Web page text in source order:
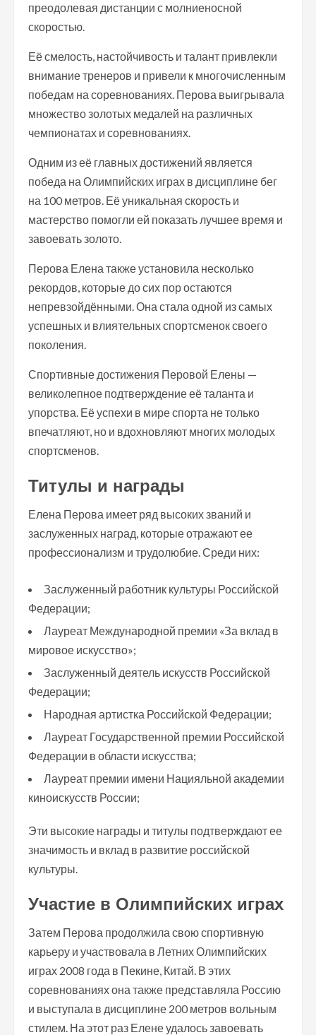
преодолевая дистанции с молниеносной
скоростью.
Её смелость, настойчивость и талант привлекли
внимание тренеров и привели к многочисленным
победам на соревнованиях. Перова выигрывала
множество золотых медалей на различных
чемпионатах и соревнованиях.
Одним из её главных достижений является
победа на Олимпийских играх в дисциплине бег
на 100 метров. Её уникальная скорость и
мастерство помогли ей показать лучшее время и
завоевать золото.
Перова Елена также установила несколько
рекордов, которые до сих пор остаются
непревзойдёнными. Она стала одной из самых
успешных и влиятельных спортсменок своего
поколения.
Спортивные достижения Перовой Елены —
великолепное подтверждение её таланта и
упорства. Её успехи в мире спорта не только
впечатляют, но и вдохновляют многих молодых
спортсменов.
Титулы и награды
Елена Перова имеет ряд высоких званий и
заслуженных наград, которые отражают ее
профессионализм и трудолюбие. Среди них:
Заслуженный работник культуры Российской
Федерации;
Лауреат Международной премии «За вклад в
мировое искусство»;
Заслуженный деятель искусств Российской
Федерации;
Народная артистка Российской Федерации;
Лауреат Государственной премии Российской
Федерации в области искусства;
Лауреат премии имени Нацияльной академии
киноискусств России;
Эти высокие награды и титулы подтверждают ее
значимость и вклад в развитие российской
культуры.
Участие в Олимпийских играх
Затем Перова продолжила свою спортивную
карьеру и участвовала в Летних Олимпийских
играх 2008 года в Пекине, Китай. В этих
соревнованиях она также представляла Россию
и выступала в дисциплине 200 метров вольным
стилем. На этот раз Елене удалось завоевать